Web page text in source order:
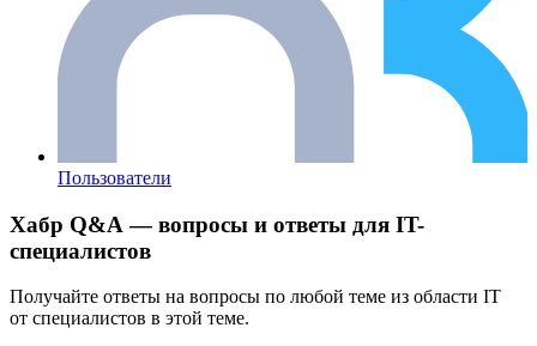
Пользователи
Хабр Q&A — вопросы и ответы для IT-
специалистов
Получайте ответы на вопросы по любой теме из области IT
от специалистов в этой теме.